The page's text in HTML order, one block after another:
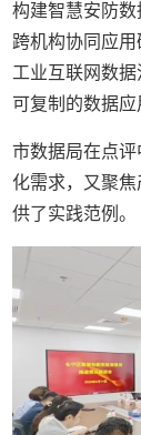
构建智慧安防
跨机构协同应
工业互联网数
可复制的数据应
市数据局在点
化需求，又聚
供了实践范例。